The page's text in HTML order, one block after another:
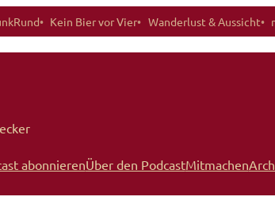
Kein Bier vor Vier Wanderlust & Aussicht
abonnierenÜber den PodcastMitmachen